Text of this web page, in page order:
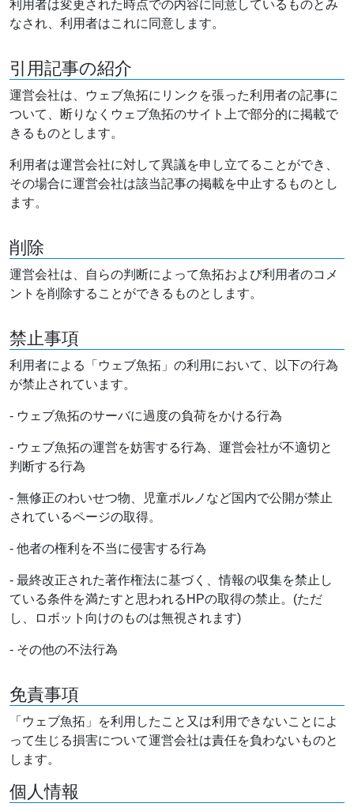
利用者は変更された時点での内容に同意しているものとみ
なされ、利用者はこれに同意します。
引用記事の紹介
運営会社は、ウェブ魚拓にリンクを張った利用者の記事に
ついて、断りなくウェブ魚拓のサイト上で部分的に掲載で
きるものとします。
利用者は運営会社に対して異議を申し立てることができ、
その場合に運営会社は該当記事の掲載を中止するものとし
ます。
削除
運営会社は、自らの判断によって魚拓および利用者のコメ
ントを削除することができるものとします。
禁止事項
利用者による「ウェブ魚拓」の利用において、以下の行為
が禁止されています。
- ウェブ魚拓のサーバに過度の負荷をかける行為
- ウェブ魚拓の運営を妨害する行為、運営会社が不適切と
判断する行為
- 無修正のわいせつ物、児童ポルノなど国内で公開が禁止
されているページの取得。
- 他者の権利を不当に侵害する行為
- 最終改正された著作権法に基づく、情報の収集を禁止し
ている条件を満たすと思われるHPの取得の禁止。(ただ
し、ロボット向けのものは無視されます)
- その他の不法行為
免責事項
「ウェブ魚拓」を利用したこと又は利用できないことによ
って生じる損害について運営会社は責任を負わないものと
します。
個人情報